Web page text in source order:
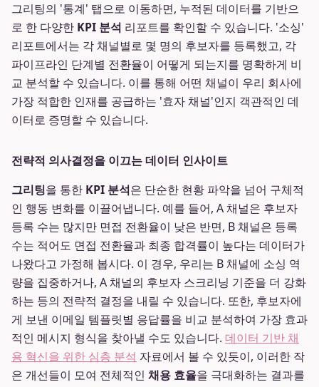
그리팅의 '통계' 탭으로 이동하면, 누적된 데이터를 기반으
로 한 다양한 KPI 분석 리포트를 확인할 수 있습니다. '소싱'
리포트에서는 각 채널별로 몇 명의 후보자를 등록했고, 각
파이프라인 단계별 전환율이 어떻게 되는지를 명확하게 비
교 분석할 수 있습니다. 이를 통해 어떤 채널이 우리 회사에
가장 적합한 인재를 공급하는 '효자 채널'인지 객관적인 데
이터로 증명할 수 있습니다.
전략적 의사결정을 이끄는 데이터 인사이트
그리팅을 통한 KPI 분석은 단순한 현황 파악을 넘어 구체적
인 행동 변화를 이끌어냅니다. 예를 들어, A 채널은 후보자
등록 수는 많지만 면접 전환율이 낮은 반면, B 채널은 등록
수는 적어도 면접 전환율과 최종 합격률이 높다는 데이터가
나왔다고 가정해 봅시다. 이 경우, 우리는 B 채널에 소싱 역
량을 집중하거나, A 채널의 후보자 스크리닝 기준을 더 강화
하는 등의 전략적 결정을 내릴 수 있습니다. 또한, 후보자에
게 보낸 이메일 템플릿별 응답률을 비교 분석하여 가장 효과
적인 메시지 형식을 찾아낼 수도 있습니다. 데이터 기반 채
용 혁신을 위한 심층 분석 자료에서 볼 수 있듯이, 이러한 작
은 개선들이 모여 전체적인 채용 효율을 극대화하는 결과를